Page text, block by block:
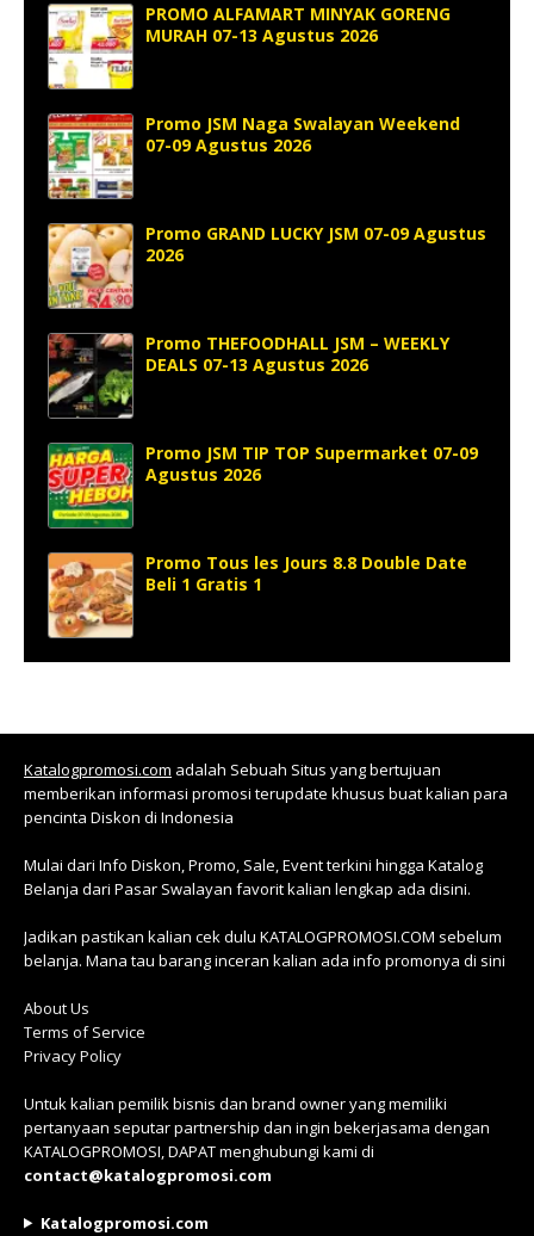
PROMO ALFAMART MINYAK GORENG
MURAH 07-13 Agustus 2026
Promo JSM Naga Swalayan Weekend
07-09 Agustus 2026
Promo GRAND LUCKY JSM 07-09 Agustus
2026
Promo THEFOODHALL JSM – WEEKLY
DEALS 07-13 Agustus 2026
Promo JSM TIP TOP Supermarket 07-09
Agustus 2026
Promo Tous les Jours 8.8 Double Date
Beli 1 Gratis 1
Katalogpromosi.com adalah Sebuah Situs yang bertujuan
memberikan informasi promosi terupdate khusus buat kalian para
pencinta Diskon di Indonesia
Mulai dari Info Diskon, Promo, Sale, Event terkini hingga Katalog
Belanja dari Pasar Swalayan favorit kalian lengkap ada disini.
Jadikan pastikan kalian cek dulu KATALOGPROMOSI.COM sebelum
belanja. Mana tau barang inceran kalian ada info promonya di sini
About Us
Terms of Service
Privacy Policy
Untuk kalian pemilik bisnis dan brand owner yang memiliki
pertanyaan seputar partnership dan ingin bekerjasama dengan
KATALOGPROMOSI, DAPAT menghubungi kami di
contact@katalogpromosi.com
Katalogpromosi.com